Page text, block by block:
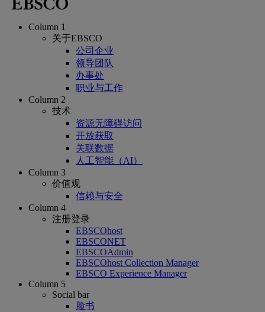
Column 1
关于EBSCO
公司企业
领导团队
办事处
职业与工作
Column 2
技术
资源无障碍访问
开放获取
关联数据
人工智能（AI）
Column 3
价值观
信赖与安全
Column 4
注册登录
EBSCOhost
EBSCONET
EBSCOAdmin
EBSCOhost Collection Manager
EBSCO Experience Manager
Column 5
Social bar
脸书